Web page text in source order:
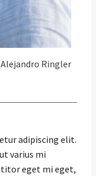
Alejandro Ringler
adipiscing elit.
varius mi
eget mi eget,